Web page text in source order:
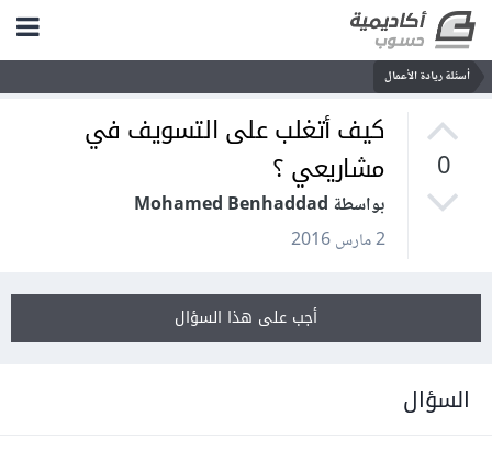
أسئلة ريادة الأعمال
0
كيف أتغلب على التسويف في
مشاريعي ؟
بواسطة Mohamed Benhaddad
2 مارس 2016
أجب على هذا السؤال
السؤال